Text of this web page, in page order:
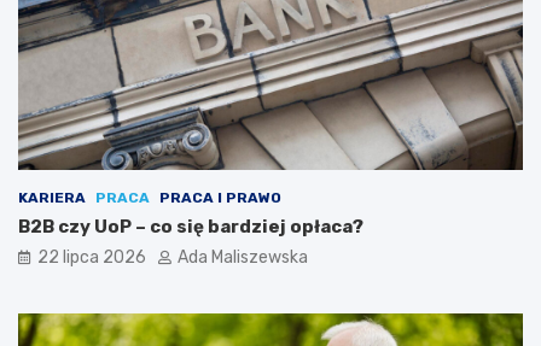
KARIERA PRACA PRACA I PRAWO
B2B czy UoP – co się bardziej opłaca?
22 lipca 2026 Ada Maliszewska